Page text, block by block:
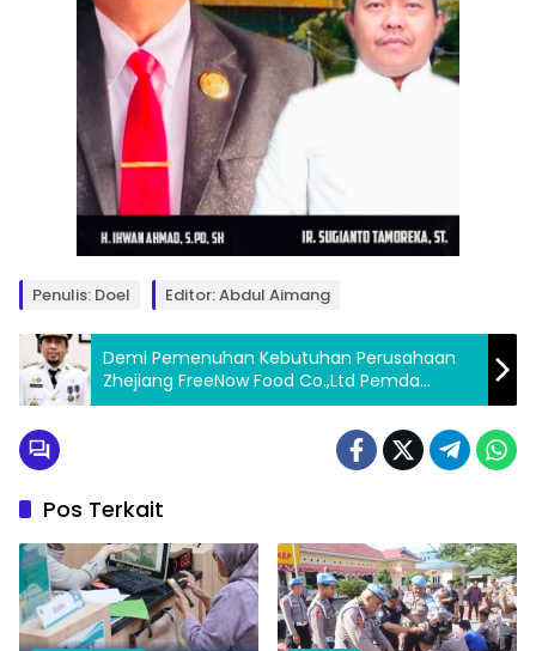
Penulis: Doel Editor: Abdul Aimang
Demi Pemenuhan Kebutuhan Perusahaan
Zhejiang FreeNow Food Co.,Ltd Pemda
Bangkep, Akan Gandeng Banggai dan Balut
Pos Terkait